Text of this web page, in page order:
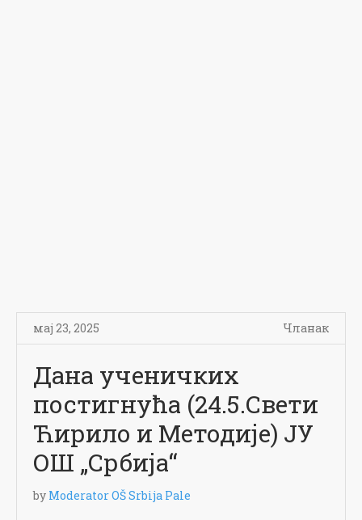
мај 23, 2025 Чланак
Дана ученичких
постигнућа (24.5.Свети
Ћирило и Методије) ЈУ
ОШ „Србија“
by Moderator OŠ Srbija Pale